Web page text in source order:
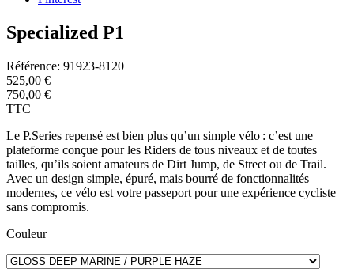
Specialized P1
Référence: 91923-8120
525,00 €
750,00 €
TTC
Le P.Series repensé est bien plus qu’un simple vélo : c’est une
plateforme conçue pour les Riders de tous niveaux et de toutes
tailles, qu’ils soient amateurs de Dirt Jump, de Street ou de Trail.
Avec un design simple, épuré, mais bourré de fonctionnalités
modernes, ce vélo est votre passeport pour une expérience cycliste
sans compromis.
Couleur